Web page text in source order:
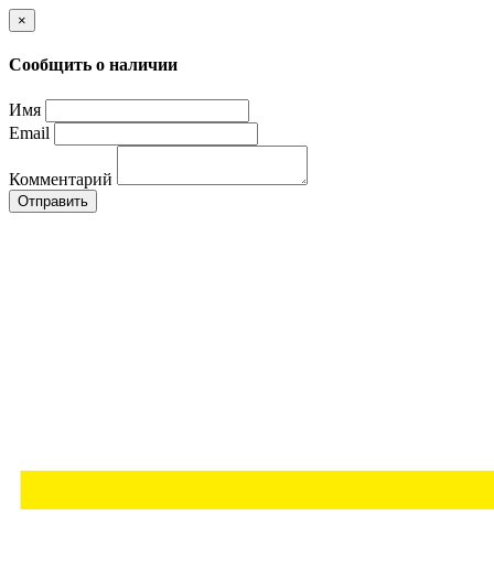
×
Сообщить о наличии
Имя
Email
Комментарий
Отправить